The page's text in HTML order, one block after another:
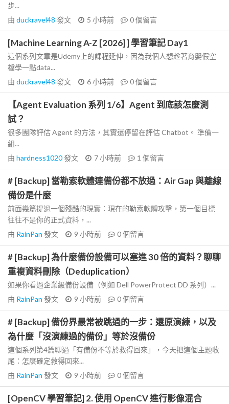
步...
由 duckravel48 發文 5 小時前 0個留言
[Machine Learning A-Z [2026] ] 學習筆記 Day1
這個系列文章是Udemy上的課程延伸，因為我個人想趁著育嬰假空
檔學一點data...
由 duckravel48 發文 6 小時前 0個留言
【Agent Evaluation 系列 1/6】Agent 到底該怎麼測
試？
很多團隊評估 Agent 的方法，其實還停留在評估 Chatbot。 準備一
組...
由 hardness1020發文 7 小時前 1 個留言
# [Backup] 當勒索軟體連備份都不放過：Air Gap 與離線
備份是什麼
前面幾篇提過一個殘酷的現實：現在的勒索軟體攻擊，第一個目標
往往不是你的正式資料，...
由 RainPan 發文 9 小時前 0個留言
# [Backup] 為什麼備份設備可以塞進 30 倍的資料？聊聊
重複資料刪除（Deduplication）
如果你看過企業級備份設備（例如 Dell PowerProtect DD 系列）...
由 RainPan 發文 9 小時前 0個留言
# [Backup] 備份界最常被跳過的一步：還原演練，以及
為什麼「沒演練過的備份」等於沒備份
這個系列第4篇聊過「有備份不等於救得回來」，今天把這個主題收
尾：怎麼確定救得回來...
由 RainPan 發文 9 小時前 0個留言
[OpenCV 學習筆記] 2. 使用 OpenCV 進行影像混合